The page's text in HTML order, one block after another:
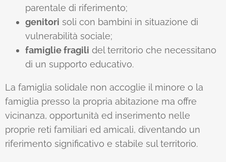
parentale di riferimento;
genitori soli con bambini in situazione di
vulnerabilità sociale;
famiglie fragili del territorio che necessitano
di un supporto educativo.
La famiglia solidale non accoglie il minore o la
famiglia presso la propria abitazione ma offre
vicinanza, opportunità ed inserimento nelle
proprie reti familiari ed amicali, diventando un
riferimento significativo e stabile sul territorio.